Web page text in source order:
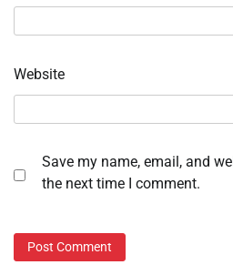
Website
Save my name, email, and
the next time I comment.